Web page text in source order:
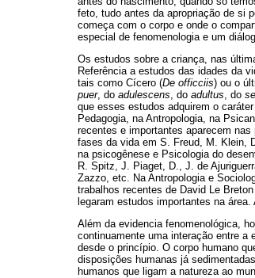
feto, tudo antes da apropriação de si
começa com o corpo e onde o
especial de fenomenologia e um
Os estudos sobre a criança, nas
Referência a estudos das idades da
tais como Cícero (De officciis) ou o
puer, do adulescens , do adultus , do
que esses estudos adquirem o
Pedagogia, na Antropologia, na
recentes e importantes aparecem
fases da vida em S. Freud, M. Klein,
na psicogênese e Psicologia do
R. Spitz, J. Piaget, D., J. de
Zazzo, etc. Na Antropologia e
trabalhos recentes de David Le
legaram estudos importantes na área.
Além da evidencia fenomenológica,
continuamente uma interação entre a
desde o princípio. O corpo humano
disposições humanas já
humanos que ligam a natureza ao